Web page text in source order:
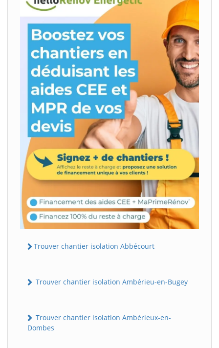
Trouver chantier isolation Abbécourt
Trouver chantier isolation Ambérieu-en-Bugey
Trouver chantier isolation Ambérieux-en-
Dombes